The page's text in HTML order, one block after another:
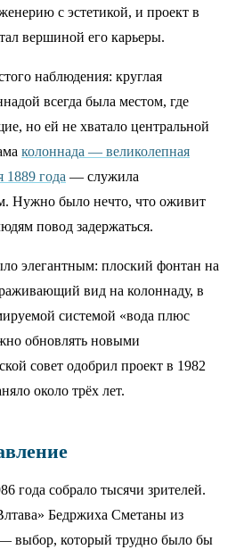
с эстетикой, и проект в
вершиной его карьеры.
наблюдения: круглая
всегда была местом, где
но ей не хватало центральной
колоннада — великолепная
1889 года — служила
Нужно было нечто, что оживит
повод задержаться.
элегантным: плоский фонтан на
вид на колоннаду, в
системой «вода плюс
обновлять новыми
совет одобрил проект в 1982
около трёх лет.
года собрало тысячи зрителей.
Бедржиха Сметаны из
выбор, который трудно было бы